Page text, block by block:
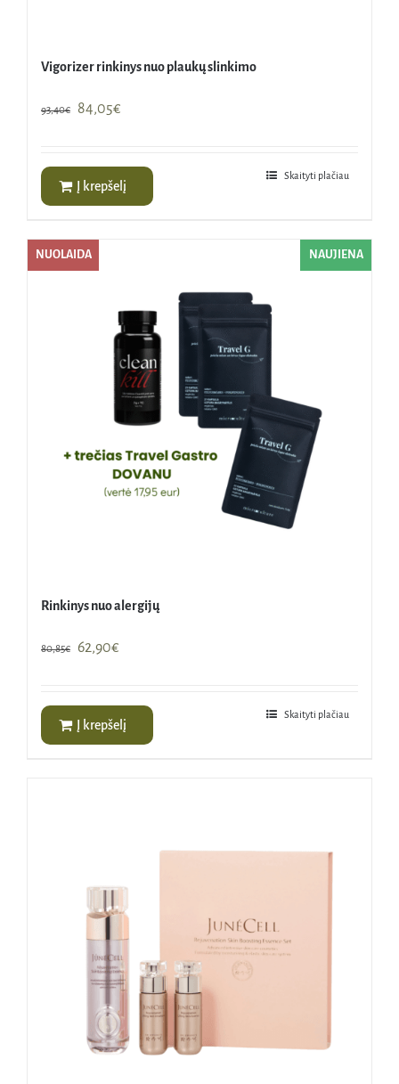
Vigorizer rinkinys nuo plaukų slinkimo
93,40€
Original
84,05€
84,05€.
Į krepšelį
Skaityti plačiau
NUOLAIDA NAUJIENA
Rinkinys nuo alergijų
80,85€
Original
62,90€
62,90€.
Į krepšelį
Skaityti plačiau